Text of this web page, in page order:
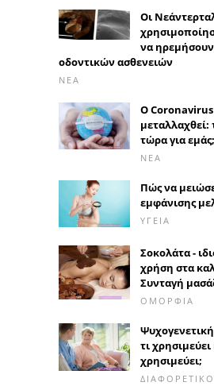
Οι
να
οδοντικών ασθενειών
ΝΈΑ
Ο Coronavirus
μεταλλαχθεί:
τώρα για εμάς;
ΝΈΑ
Πώς να
εμφάνισης
ΥΓΕΊΑ
Σοκολάτα -
χρήση στα
Συνταγή
ΟΜΟΡΦΙΆ
τι χρησιμεύει
χρησιμεύει;